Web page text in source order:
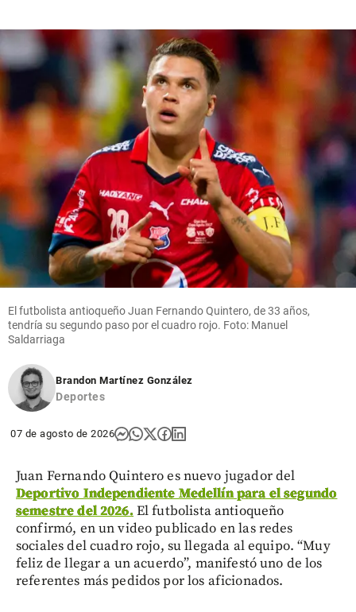
El futbolista antioqueño Juan Fernando Quintero, de 33 años,
tendría su segundo paso por el cuadro rojo. Foto: Manuel
Saldarriaga
Brandon Martínez González
Deportes
07 de agosto de 2026
Juan Fernando Quintero es nuevo jugador del
Deportivo Independiente Medellín para el segundo
semestre del 2026. El futbolista antioqueño
confirmó, en un video publicado en las redes
sociales del cuadro rojo, su llegada al equipo. “Muy
feliz de llegar a un acuerdo”, manifestó uno de los
referentes más pedidos por los aficionados.